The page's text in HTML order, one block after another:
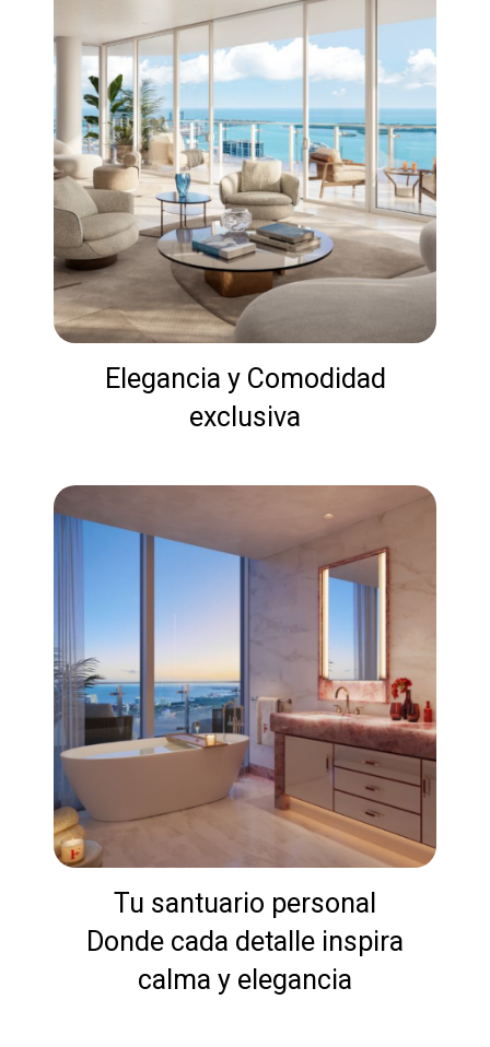
Elegancia y Comodidad
exclusiva
Tu santuario personal
Donde cada detalle inspira
calma y elegancia